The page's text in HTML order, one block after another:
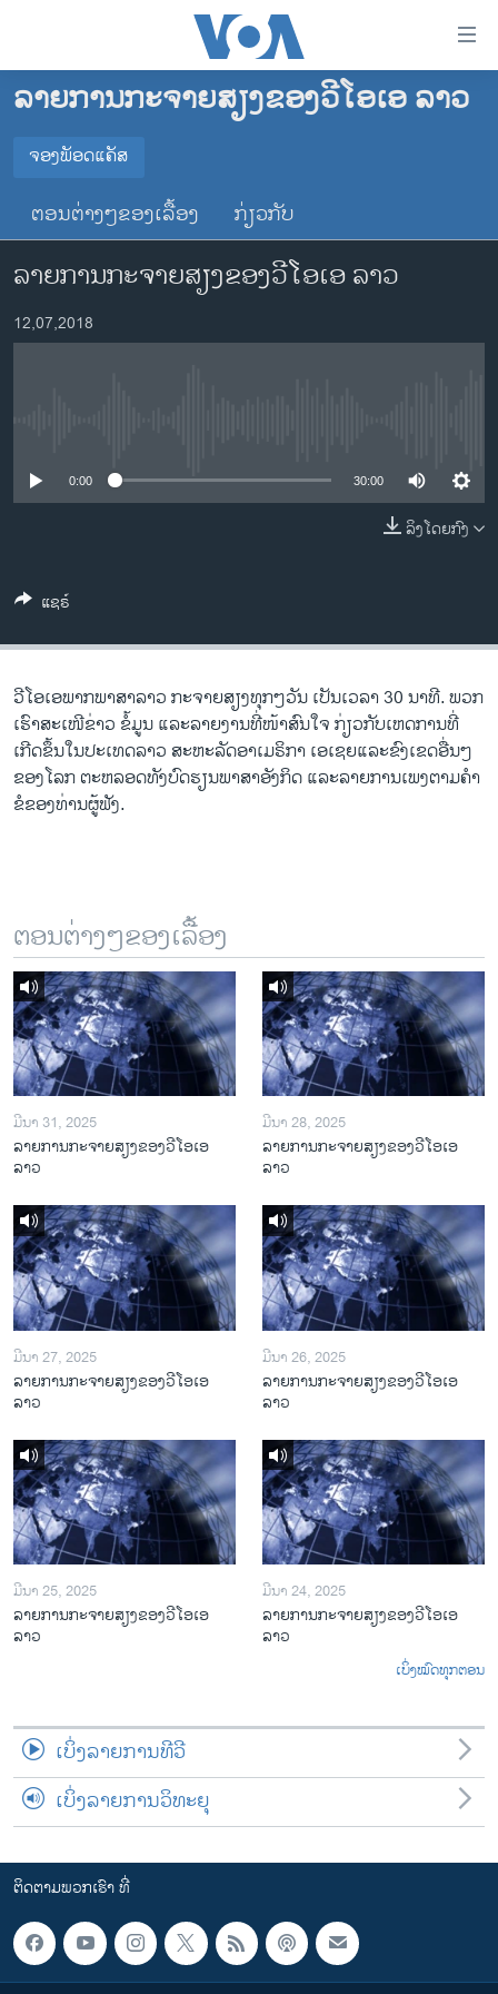
ເຂົ້າ
ຂ້າມ
ໄປ
ຊອກ
ຄົ້ນ
ໂຮມເພຈ
ລາວ
ອາເມຣິກາ
ການເລືອກຕັ້ງ ປະທານາທີບໍດີ ສະຫະລັດ 2024
ຂ່າວ​ຈີນ
ໂລກ
ຊຸມຊົນຊາວລາວ
ພາສາອັງກິດ
ວີດີໂອ
ລາຍການກະຈາຍສຽງ
ລາຍງານ
ຕິດຕາມພວກເຮົາ ທີ່
ລາຍການກະຈາຍສຽງຂອງວີໂອເອ ລາວ
ຈອງພັອດແຄັສ
ຈອງພັອດແຄັສ
ຕອນຕ່າງໆຂອງເລື້ອງ ກ່ຽວກັບ
ລາຍການກະຈາຍສຽງຂອງວີໂອເອ ລາວ
12,07,2018
0:00 30:00
ລິງໂດຍກົງ
ແຊຣ໌
ວີ​ໂອ​ເອພາກ​ພາສາ​ລາວ​ ກະຈາຍສຽງ​ທຸກໆ​ວັນ ​ເປັນ​ເວລາ 30 ນາທີ. ພວກ​
ເຮົາ​ສະ​ເໜີຂ່າວ ຂໍ້​ມູນ ​ແລະ​ລາຍ​ງານ​ທີ່​ໜ້າ​ສົນ​ໃຈ ກ່ຽວກັບ​​ເຫດການ​​ທີ່​
ເກີດ​ຂຶ້ນ​ໃນ​ປະ​ເທດ​ລາວ ສະຫະລັດ​ອ​າ​ເມ​ຣິ​ກາ ​ເອ​ເຊຍ​ແລະ​ຂົງເຂດ​ອື່ນໆ​
ຂອງ​ໂລກ ຕະຫລອດ​ທັງ​ບົດຮຽນ​ພາສາ​ອັງກິດ ​ແລະ​ລາຍການ​ເພງ​ຕາມ​ຄຳ​
ຂໍ​ຂອງ​ທ່ານ​ຜູ້​ຟັງ.
ຕອນຕ່າງໆຂອງເລື້ອງ
ມີນາ 31, 2025
ລາຍການກະຈາຍສຽງຂອງວີໂອເອ
ລາວ
ມີນາ 28, 2025
ລາຍການກະຈາຍສຽງຂອງວີໂອເອ
ລາວ
ມີນາ 27, 2025
ລາຍການກະຈາຍສຽງຂອງວີໂອເອ
ລາວ
ມີນາ 26, 2025
ລາຍການກະຈາຍສຽງຂອງວີໂອເອ
ລາວ
ມີນາ 25, 2025
ລາຍການກະຈາຍສຽງຂອງວີໂອເອ
ລາວ
ມີນາ 24, 2025
ລາຍການກະຈາຍສຽງຂອງວີໂອເອ
ລາວ
ເບິ່ງໝົດທຸກຕອນ
ເບິ່ງລາຍການທີວີ
ເບິ່ງລາຍການວິທະຍຸ
ຕິດຕາມພວກເຮົາ ທີ່